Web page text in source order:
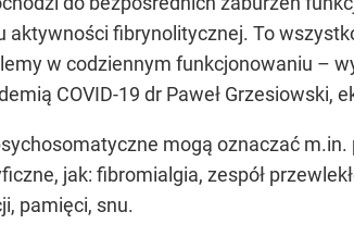
fibrynolitycznej. To
w codziennym funkcjonowaniu –
COVID-19 dr Paweł Grzesiowski,
mogą oznaczać
jak: fibromialgia, zespół
pamięci, snu.